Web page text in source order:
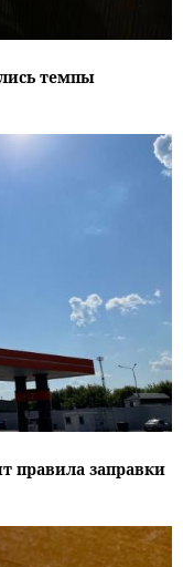
темпы
правила заправки